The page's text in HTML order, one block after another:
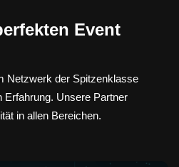
Event
Netzwerk der Spitzenklasse
Erfahrung. Unsere Partner
in allen Bereichen.